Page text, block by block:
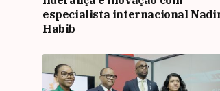
especialista internacional
Habib